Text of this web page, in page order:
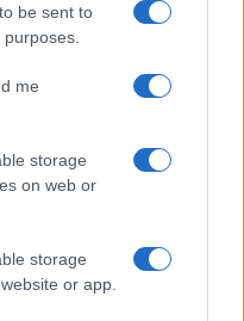
be sent to
me
storage
on web or
storage
or app.